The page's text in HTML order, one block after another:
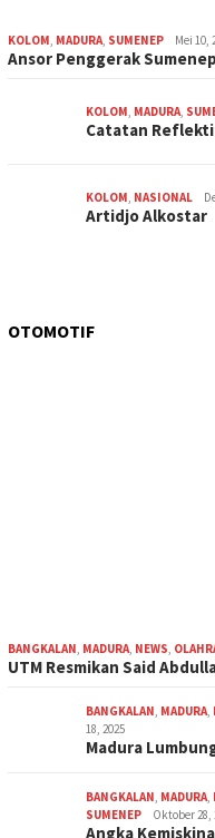
KOLOM MADURA SUMENEP Mei 10,
Ansor Penggerak
KOLOM MADURA
Catatan
KOLOM NASIONAL
Artidjo Alkostar
OTOMOTIF
BANGKALAN MADURA NEWS
UTM Resmikan Said
BANGKALAN MADURA
18, 2025
Madura
BANGKALAN MADURA
SUMENEP
Oktober 28,
Angka